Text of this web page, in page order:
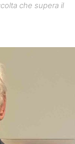
che supera il